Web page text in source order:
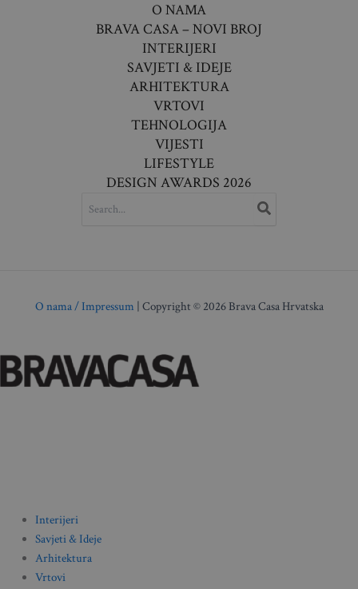
O NAMA
BRAVA CASA – NOVI BROJ
INTERIJERI
SAVJETI & IDEJE
ARHITEKTURA
VRTOVI
TEHNOLOGIJA
VIJESTI
LIFESTYLE
DESIGN AWARDS 2026
FOR:
O nama / Impressum | Copyright © 2026 Brava Casa Hrvatska
Interijeri
Savjeti & Ideje
Arhitektura
Vrtovi